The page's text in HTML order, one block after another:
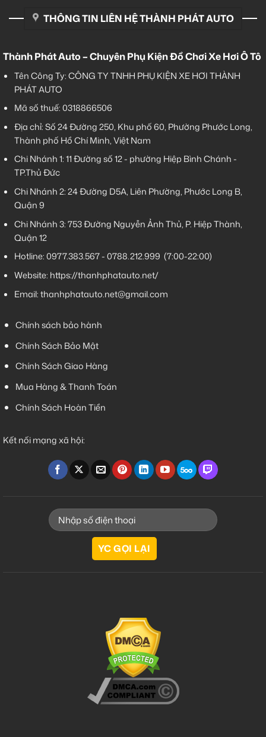
THÔNG TIN LIÊN HỆ THÀNH PHÁT AUTO
Thành Phát Auto – Chuyên Phụ Kiện Đồ Chơi Xe Hơi Ô Tô
Tên Công Ty: CÔNG TY TNHH PHỤ KIỆN XE HƠI THÀNH
PHÁT AUTO
Mã số thuế: 0318866506
Địa chỉ: Số 24 Đường 250, Khu phố 60, Phường Phước Long,
Thành phố Hồ Chí Minh, Việt Nam
Chi Nhánh 1:11 Đường số 12 - phường Hiệp Bình Chánh -
TP.Thủ Đức
Chi Nhánh 2:24 Đường D5A, Liên Phường, Phước Long B,
Quận 9
Chi Nhánh 3:753 Đường Nguyễn Ảnh Thủ, P. Hiệp Thành,
Quận 12
Hotline:0977.383.567-0788.212.999 (7:00-22:00)
Website: https://thanhphatauto.net/
Email:thanhphatauto.net@gmail.com
Chính sách bảo hành
Chính Sách Bảo Mật
Chính Sách Giao Hàng
Mua Hàng & Thanh Toán
Chính Sách Hoàn Tiền
Kết nối mạng xã hội: